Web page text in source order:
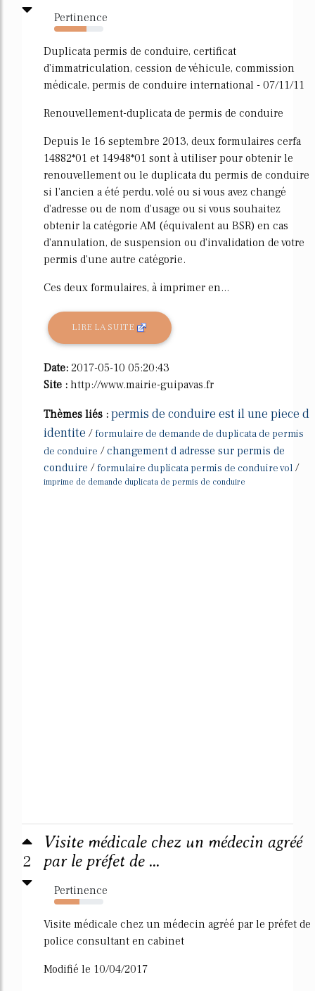
Pertinence
65%
Duplicata permis de conduire, certificat
d'immatriculation, cession de véhicule, commission
médicale, permis de conduire international - 07/11/11
Renouvellement-duplicata de permis de conduire
Depuis le 16 septembre 2013, deux formulaires cerfa
14882*01 et 14948*01 sont à utiliser pour obtenir le
renouvellement ou le duplicata du permis de conduire
si l'ancien a été perdu, volé ou si vous avez changé
d'adresse ou de nom d'usage ou si vous souhaitez
obtenir la catégorie AM (équivalent au BSR) en cas
d'annulation, de suspension ou d'invalidation de votre
permis d'une autre catégorie.
Ces deux formulaires, à imprimer en...
LIRE LA SUITE
Date: 2017-05-10 05:20:43
Site : http://www.mairie-guipavas.fr
Thèmes liés : permis de conduire est il une piece d
identite / formulaire de demande de duplicata de permis
de conduire /changement d adresse sur permis de
conduire / formulaire duplicata permis de conduire vol /
imprime de demande duplicata de permis de conduire
2
Visite médicale chez un médecin agréé
par le préfet de ...
Pertinence
51%
Visite médicale chez un médecin agréé par le préfet de
police consultant en cabinet
Modifié le 10/04/2017